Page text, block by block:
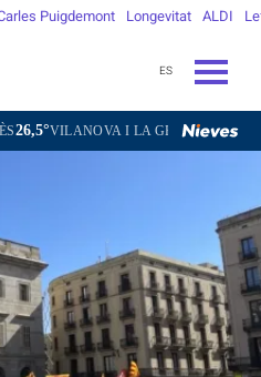
Puigdemont Longevitat ALDI
ES
I LA GELTRÚ28,5°LA SEU